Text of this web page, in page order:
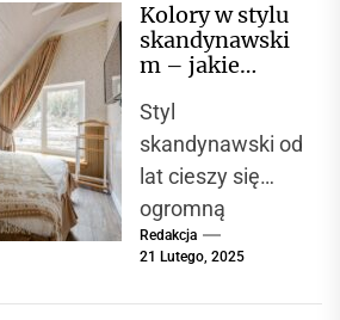
wygląd,
funkcjonalność i
Do
najważniejszych
elementów
wyposażenia w
każdym domu i...
Kolory w stylu
skandynawski
m – jakie
dominują i jak
je łączyć?
Styl
skandynawski od
lat cieszy się
ogromną
popularnością na
Jego
Redakcja
21 Lutego, 2025